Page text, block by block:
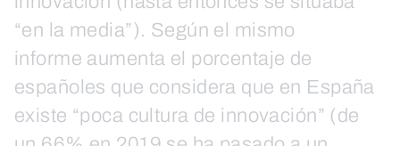
“en la media”). Según el mismo
informe aumenta el porcentaje de
españoles que considera que en España
existe “poca cultura de innovación” (de